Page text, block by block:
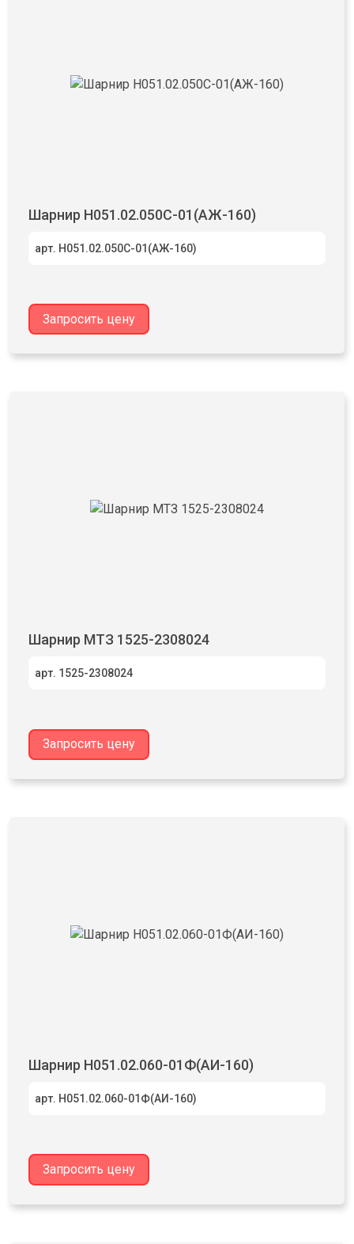
Шарнир Н051.02.050С-01(АЖ-160)
арт. Н051.02.050С-01(АЖ-160)
Запросить цену
Шарнир МТЗ 1525-2308024
арт. 1525-2308024
Запросить цену
Шарнир Н051.02.060-01Ф(АИ-160)
арт. Н051.02.060-01Ф(АИ-160)
Запросить цену